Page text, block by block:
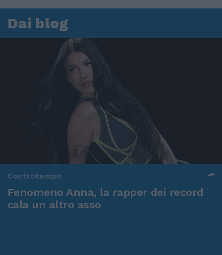
Dai blog
Controtempo
Fenomeno Anna, la rapper dei record
cala un altro asso